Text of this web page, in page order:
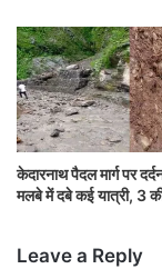
केदारनाथ पैदल मार्ग पर
मलबे में दबे कई यात्री, 3
Leave a Reply